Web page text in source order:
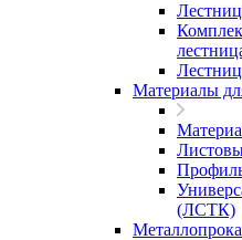
Материалы
(ЛСТК)